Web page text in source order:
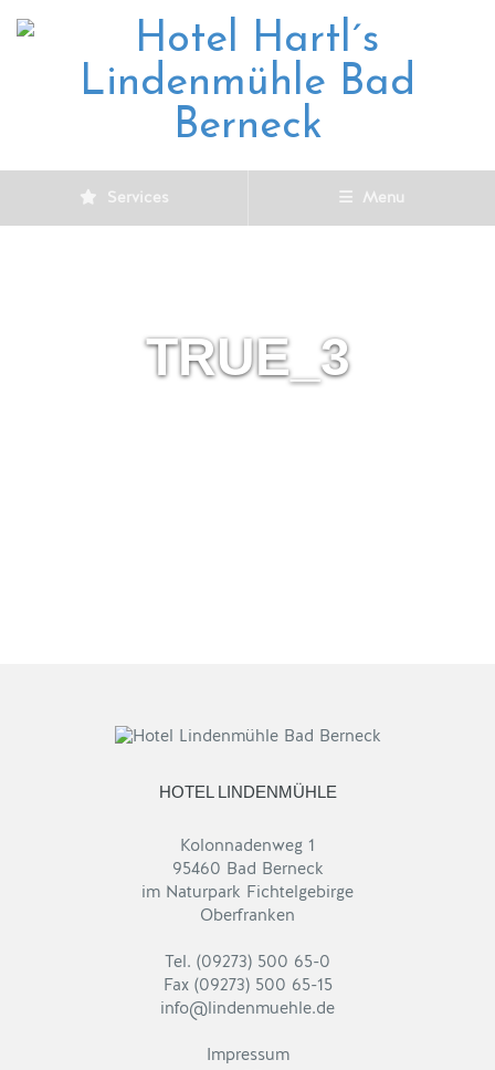
Services Menu
TRUE_3
HOTEL LINDENMÜHLE
Kolonnadenweg 1
95460 Bad Berneck
im Naturpark Fichtelgebirge
Oberfranken
Tel. (09273) 500 65-0
Fax (09273) 500 65-15
info@lindenmuehle.de
Impressum